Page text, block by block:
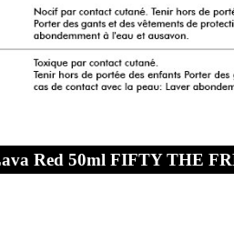
Red 50ml FIFTY THE